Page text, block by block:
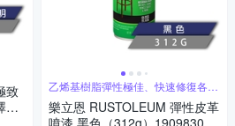
致
3
乙烯基樹脂彈性極佳、快速修復各類
皮革物品
樂立恩 RUSTOLEUM 彈性皮革